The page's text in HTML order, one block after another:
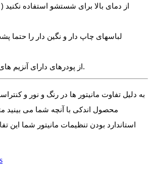
4- از پودرهای دارای آنزیم های قوی استفاده نکنید.
محصول اندکی با آنچه شما می بینید
استاندارد بودن تنظیمات مانیتور شما این